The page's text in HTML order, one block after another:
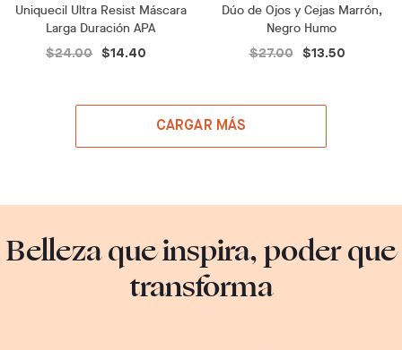
Uniquecil Ultra Resist Máscara
Larga Duración APA
$24.00 $14.40
Dúo de Ojos y Cejas Marrón,
Negro Humo
$27.00 $13.50
CARGAR MÁS
Belleza que inspira, poder que
transforma